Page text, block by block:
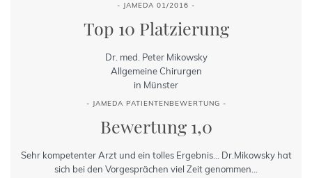
- JAMEDA 01/2016 -
Top 10 Platzierung
Dr. med. Peter Mikowsky
Allgemeine Chirurgen
in Münster
- JAMEDA PATIENTENBEWERTUNG -
Bewertung 1,0
Sehr kompetenter Arzt und ein tolles Ergebnis... Dr.Mikowsky hat
sich bei den Vorgesprächen viel Zeit genommen...